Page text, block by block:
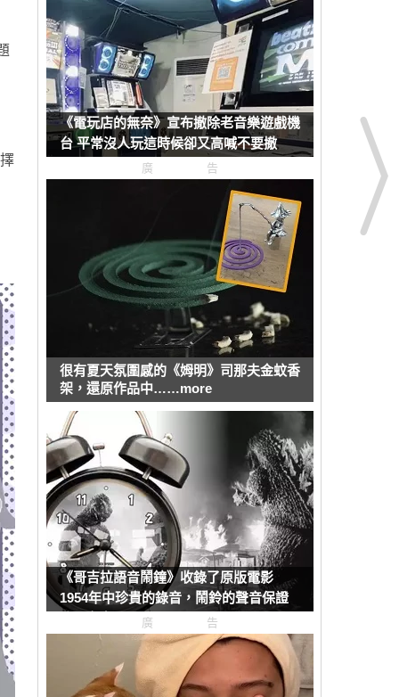
《電玩店的無奈》宣布撤除老音樂遊戲機
台 平常沒人玩這時候卻又高喊不要撤
廣告
很有夏天氛圍感的《姆明》司那夫金蚊香
架，還原作品中……more
《哥吉拉語音鬧鐘》收錄了原版電影
1954年中珍貴的錄音，鬧鈴的聲音保證
廣告